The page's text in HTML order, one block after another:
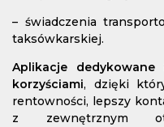
– świadczenia
taksówkarskiej.
Aplikacje
korzyściami, dzięki
rentowności, lepszy
z zewnętrznym